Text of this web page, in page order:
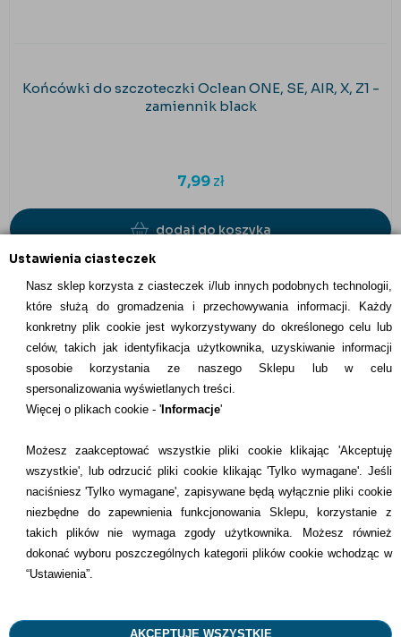
Ustawienia ciasteczek
Nasz sklep korzysta z ciasteczek i/lub innych podobnych technologii,
które służą do gromadzenia i przechowywania informacji. Każdy
konkretny plik cookie jest wykorzystywany do określonego celu lub
celów, takich jak identyfikacja użytkownika, uzyskiwanie informacji
sposobie korzystania ze naszego Sklepu lub w celu
spersonalizowania wyświetlanych treści.
Więcej o plikach cookie - 'Informacje'
Możesz zaakceptować wszystkie pliki cookie klikając 'Akceptuję
wszystkie', lub odrzucić pliki cookie klikając 'Tylko wymagane'. Jeśli
naciśniesz 'Tylko wymagane', zapisywane będą wyłącznie pliki cookie
niezbędne do zapewnienia funkcjonowania Sklepu, korzystanie z
takich plików nie wymaga zgody użytkownika. Możesz również
dokonać wyboru poszczególnych kategorii plików cookie wchodząc w
“Ustawienia”.
AKCEPTUJĘ WSZYSTKIE
Końcówki do szczoteczki Oclean ONE, SE, AIR, X, Z1 -
zamiennik black
7,99zł
dodaj do koszyka
INFORMACJE KONTAKTOWE
Informacje
Dostawcy
Kontakt
+48 22 113 4446
kontakt@dentilove.pl